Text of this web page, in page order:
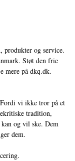
produkter og service.
Støt den frie
mere på dkq.dk.
vi ikke tror på et
tradition,
og vil ske. Dem
dem.